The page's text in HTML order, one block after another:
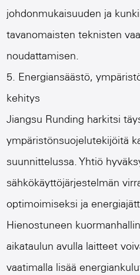
johdonmukaisuuden ja
tavanomaisten teknisten
noudattamisen.
5. Energiansäästö,
kehitys
Jiangsu Runding harkitsi
ympäristönsuojelutekijöitä
suunnittelussa. Yhtiö
sähkökäyttöjärjestelmän
optimoimiseksi ja
Hienostuneen
aikataulun avulla laitteet
vaatimalla lisää